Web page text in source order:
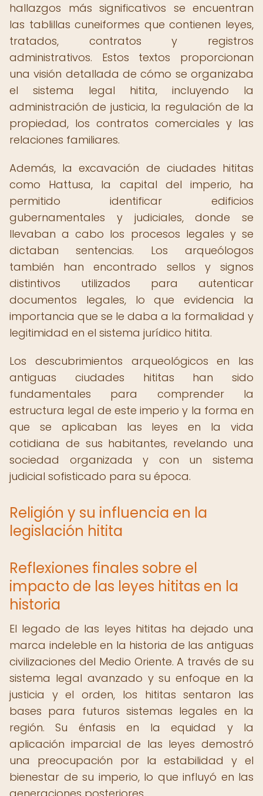
hallazgos más significativos se encuentran
las tablillas cuneiformes que contienen leyes,
tratados, contratos y registros
administrativos. Estos textos proporcionan
una visión detallada de cómo se organizaba
el sistema legal hitita, incluyendo la
administración de justicia, la regulación de la
propiedad, los contratos comerciales y las
relaciones familiares.
Además, la excavación de ciudades hititas
como Hattusa, la capital del imperio, ha
permitido identificar edificios
gubernamentales y judiciales, donde se
llevaban a cabo los procesos legales y se
dictaban sentencias. Los arqueólogos
también han encontrado sellos y signos
distintivos utilizados para autenticar
documentos legales, lo que evidencia la
importancia que se le daba a la formalidad y
legitimidad en el sistema jurídico hitita.
Los descubrimientos arqueológicos en las
antiguas ciudades hititas han sido
fundamentales para comprender la
estructura legal de este imperio y la forma en
que se aplicaban las leyes en la vida
cotidiana de sus habitantes, revelando una
sociedad organizada y con un sistema
judicial sofisticado para su época.
Religión y su influencia en la
legislación hitita
Reflexiones finales sobre el
impacto de las leyes hititas en la
historia
El legado de las leyes hititas ha dejado una
marca indeleble en la historia de las antiguas
civilizaciones del Medio Oriente. A través de su
sistema legal avanzado y su enfoque en la
justicia y el orden, los hititas sentaron las
bases para futuros sistemas legales en la
región. Su énfasis en la equidad y la
aplicación imparcial de las leyes demostró
una preocupación por la estabilidad y el
bienestar de su imperio, lo que influyó en las